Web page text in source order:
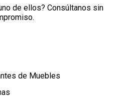
de ellos? Consúltanos sin
de Muebles